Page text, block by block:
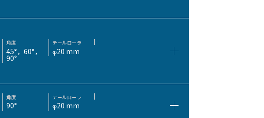
角度
45°，60°，
90°
テールローラ
φ20 mm
角度
90°
テールローラ
φ20 mm